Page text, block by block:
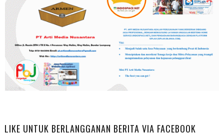
LIKE UNTUK BERLANGGANAN BERITA VIA FACEBOOK